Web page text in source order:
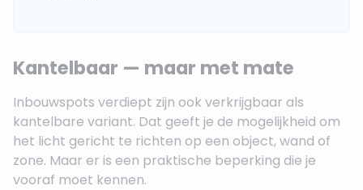
Kantelbaar — maar met mate
Inbouwspots verdiept zijn ook verkrijgbaar als
kantelbare variant. Dat geeft je de mogelijkheid om
het licht gericht te richten op een object, wand of
zone. Maar er is een praktische beperking die je
vooraf moet kennen.